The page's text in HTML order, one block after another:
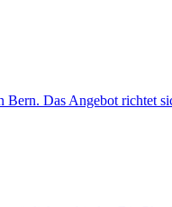
Das Angebot richtet